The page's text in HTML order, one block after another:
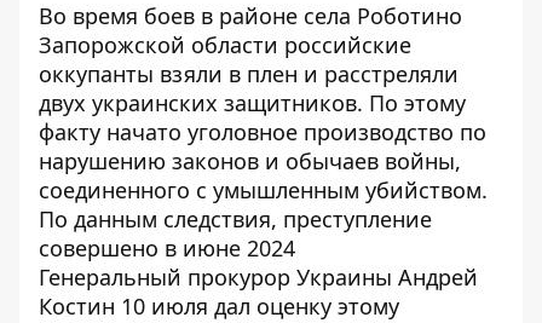
Во время боев в районе села Роботино
Запорожской области российские
оккупанты взяли в плен и расстреляли
двух украинских защитников. По этому
факту начато уголовное производство по
нарушению законов и обычаев войны,
соединенного с умышленным убийством.
По данным следствия, преступление
совершено в июне 2024
Генеральный прокурор Украины Андрей
Костин 10 июля дал оценку этому